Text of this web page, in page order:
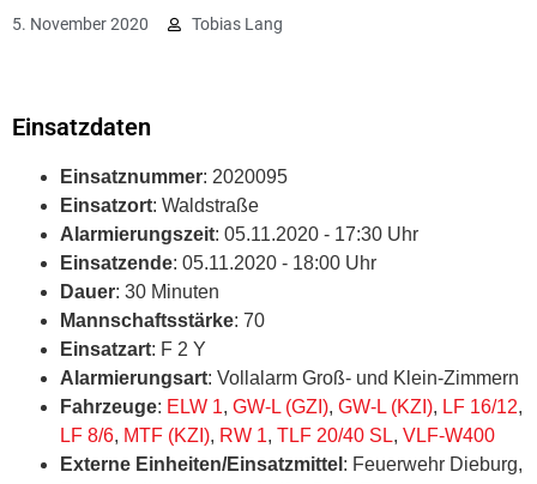
5. November 2020 Tobias Lang
Einsatzdaten
Einsatznummer: 2020095
Einsatzort: Waldstraße
Alarmierungszeit: 05.11.2020 - 17:30 Uhr
Einsatzende: 05.11.2020 - 18:00 Uhr
Dauer: 30 Minuten
Mannschaftsstärke: 70
Einsatzart: F 2 Y
Alarmierungsart: Vollalarm Groß- und Klein-Zimmern
Fahrzeuge: ELW 1, GW-L (GZI), GW-L (KZI), LF 16/12,
LF 8/6, MTF (KZI), RW 1, TLF 20/40 SL, VLF-W400
Externe Einheiten/Einsatzmittel : Feuerwehr Dieburg,